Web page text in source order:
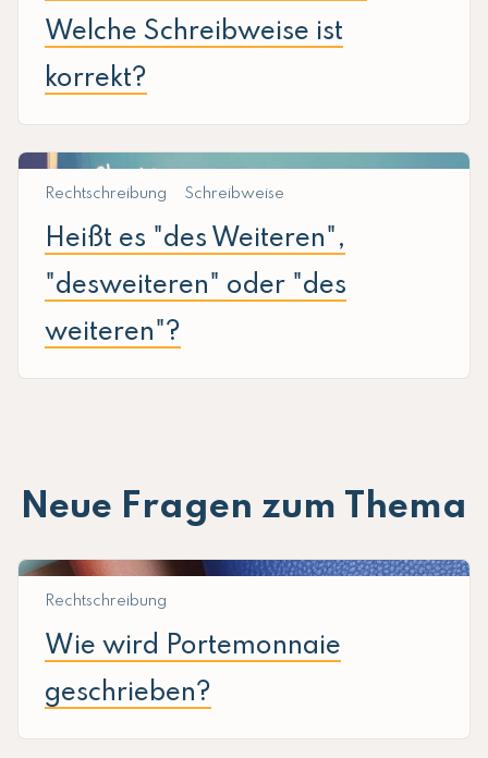
Welche Schreibweise ist
korrekt?
Rechtschreibung Schreibweise
Heißt es "des Weiteren",
"desweiteren" oder "des
weiteren"?
Neue Fragen zum Thema
Rechtschreibung
Wie wird Portemonnaie
geschrieben?